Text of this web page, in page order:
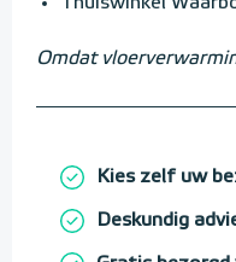
Omdat
Kies zelf uw
Deskundig